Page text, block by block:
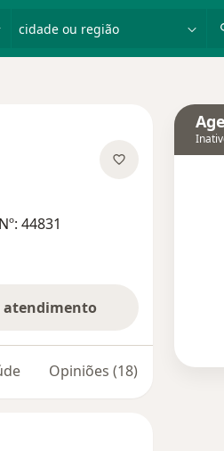
44831
atendimento
Opiniões (18)